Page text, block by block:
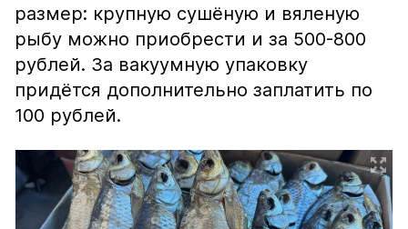
размер: крупную сушёную и вяленую
рыбу можно приобрести и за 500-800
рублей. За вакуумную упаковку
придётся дополнительно заплатить по
100 рублей.